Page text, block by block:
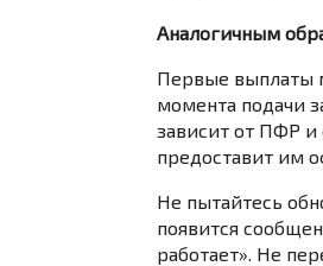
Аналогичным
Первые выплаты
момента подачи
зависит от ПФР и
предоставит им
Не пытайтесь
появится
работает». Не